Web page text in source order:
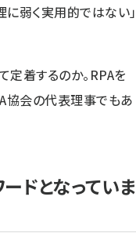
に弱く実用的ではない」
定着するのか。RPAを
協会の代表理事でもあ
ドとなっていま